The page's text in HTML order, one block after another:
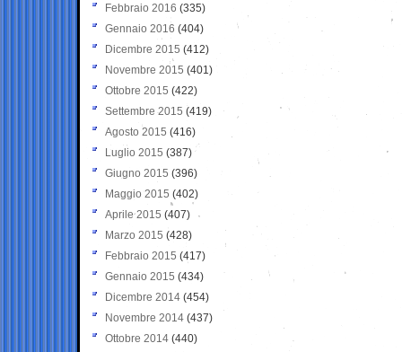
Febbraio 2016 (335)
Gennaio 2016 (404)
Dicembre 2015 (412)
Novembre 2015 (401)
Ottobre 2015 (422)
Settembre 2015 (419)
Agosto 2015 (416)
Luglio 2015 (387)
Giugno 2015 (396)
Maggio 2015 (402)
Aprile 2015 (407)
Marzo 2015 (428)
Febbraio 2015 (417)
Gennaio 2015 (434)
Dicembre 2014 (454)
Novembre 2014 (437)
Ottobre 2014 (440)